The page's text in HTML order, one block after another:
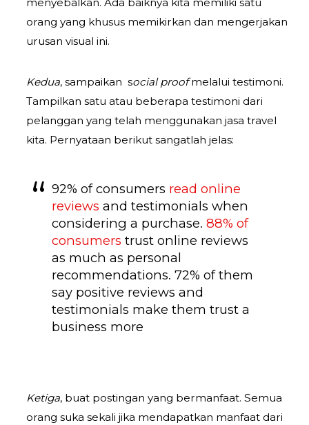
orang yang khusus memikirkan dan mengerjakan
urusan visual ini.
Kedua, sampaikan social proofmelalui testimoni.
Tampilkan satu atau beberapa testimoni dari
pelanggan yang telah menggunakan jasa travel
kita. Pernyataan berikut sangatlah jelas:
92% of consumers read online
reviews and testimonials when
considering a purchase. 88% of
consumers trust online reviews
as much as personal
recommendations. 72% of them
say positive reviews and
testimonials make them trust a
business more
Ketiga, buat postingan yang bermanfaat. Semua
orang suka sekali jika mendapatkan manfaat dari